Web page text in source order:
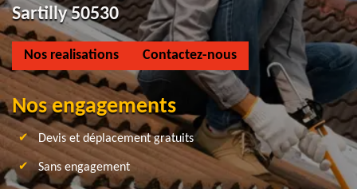
Sartilly 50530
Nos realisations Contactez-nous
Nos engagements
Devis et déplacement gratuits
Sans engagement